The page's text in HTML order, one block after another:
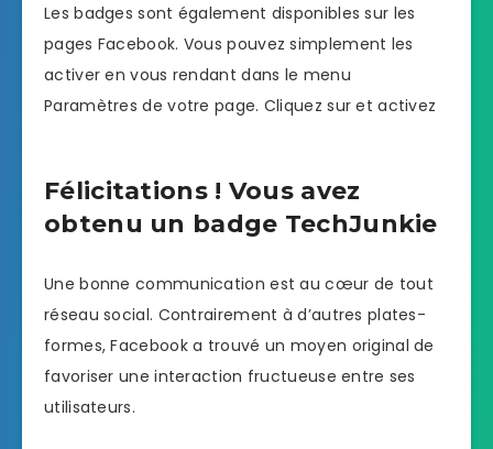
Les badges sont également disponibles sur les
pages Facebook. Vous pouvez simplement les
activer en vous rendant dans le menu
Paramètres de votre page. Cliquez sur et activez
Félicitations ! Vous avez
obtenu un badge TechJunkie
Une bonne communication est au cœur de tout
réseau social. Contrairement à d’autres plates-
formes, Facebook a trouvé un moyen original de
favoriser une interaction fructueuse entre ses
utilisateurs.